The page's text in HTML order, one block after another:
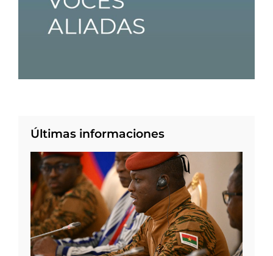
Últimas informaciones